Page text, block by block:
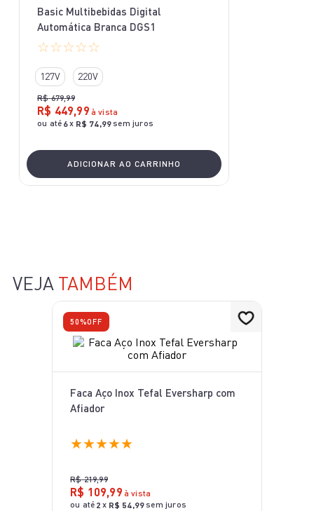
Basic Multibebidas Digital
Automática Branca DGS1
☆☆☆☆☆
127V 220V
R$ 679,99
R$ 449,99 à vista
ou até 6x R$ 74,99sem juros
ADICIONAR AO CARRINHO
VEJA TAMBÉM
50%OFF
Faca Aço Inox Tefal Eversharp com
Afiador
★★★★★
R$ 219,99
R$ 109,99 à vista
ou até 2 x R$ 54,99sem juros